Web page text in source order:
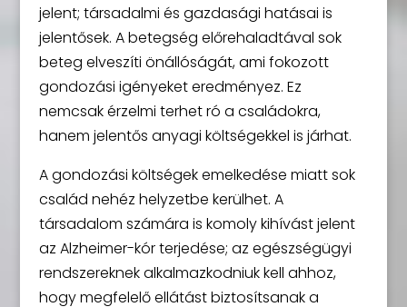
jelent; társadalmi és gazdasági hatásai is
jelentősek. A betegség előrehaladtával sok
beteg elveszíti önállóságát, ami fokozott
gondozási igényeket eredményez. Ez
nemcsak érzelmi terhet ró a családokra,
hanem jelentős anyagi költségekkel is járhat.
A gondozási költségek emelkedése miatt sok
család nehéz helyzetbe kerülhet. A
társadalom számára is komoly kihívást jelent
az Alzheimer-kór terjedése; az egészségügyi
rendszereknek alkalmazkodniuk kell ahhoz,
hogy megfelelő ellátást biztosítsanak a